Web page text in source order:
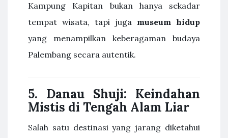
Kampung Kapitan bukan hanya sekadar
tempat wisata, tapi juga museum hidup
yang menampilkan keberagaman budaya
Palembang secara autentik.
5. Danau Shuji: Keindahan
Mistis di Tengah Alam Liar
Salah satu destinasi yang jarang diketahui